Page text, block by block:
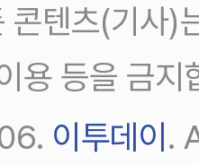
콘텐츠(기사)
용 등을 금지
이투데이 .